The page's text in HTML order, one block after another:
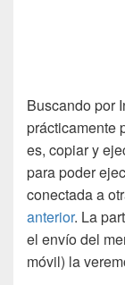
Buscando por
prácticamente
es, copiar y
para poder
conectada a
anterior. La
el envío del
móvil) la